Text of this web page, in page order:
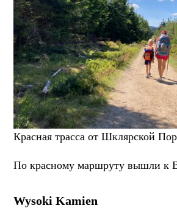
Красная трасса от Шклярской
По красному маршруту вышли к
Wysoki Kamien